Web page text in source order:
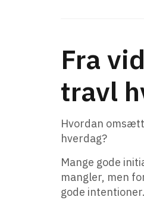
Fra
travl
Hvordan
hverdag?
Mange gode
mangler, men
gode intentioner.